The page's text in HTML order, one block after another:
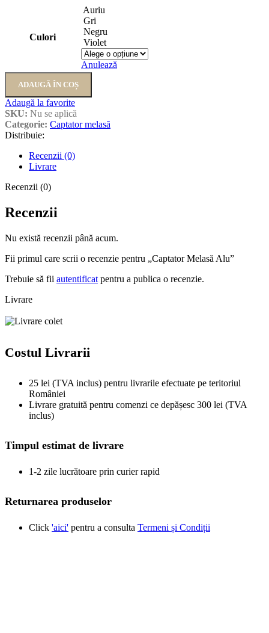
Culori
Auriu
Gri
Negru
Violet
Anulează
ADAUGĂ ÎN COȘ
Adaugă la favorite
SKU: Nu se aplică
Categorie: Captator melasă
Distribuie:
Recenzii (0)
Livrare
Recenzii (0)
Recenzii
Nu există recenzii până acum.
Fii primul care scrii o recenzie pentru „Captator Melasă Alu”
Trebuie să fii autentificat pentru a publica o recenzie.
Livrare
Costul Livrarii
25 lei (TVA inclus) pentru livrarile efectuate pe teritoriul
României
Livrare gratuită pentru comenzi ce depășesc 300 lei (TVA
inclus)
Timpul estimat de livrare
1-2 zile lucrătoare prin curier rapid
Returnarea produselor
Click 'aici' pentru a consulta Termeni și Condiții